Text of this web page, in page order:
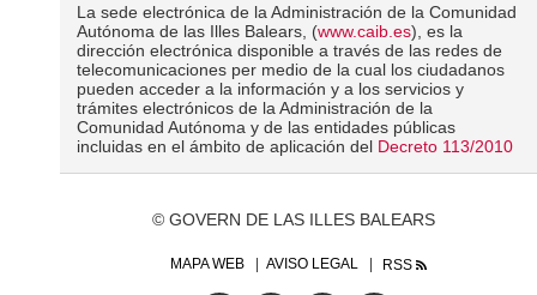
La sede electrónica de la Administración de la Comunidad
Autónoma de las Illes Balears, (www.caib.es), es la
dirección electrónica disponible a través de las redes de
telecomunicaciones per medio de la cual los ciudadanos
pueden acceder a la información y a los servicios y
trámites electrónicos de la Administración de la
Comunidad Autónoma y de las entidades públicas
incluidas en el ámbito de aplicación del Decreto 113/2010
© GOVERN DE LAS ILLES BALEARS
MAPA WEB AVISO LEGAL RSS